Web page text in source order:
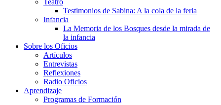
Teatro
Testimonios de Sabina: A la cola de la feria
Infancia
La Memoria de los Bosques desde la mirada de
la infancia
Sobre los Oficios
Artículos
Entrevistas
Reflexiones
Radio Oficios
Aprendizaje
Programas de Formación